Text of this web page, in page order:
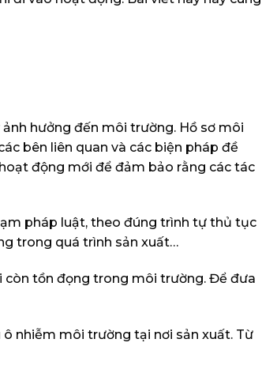
hưởng đến môi trường. Hồ sơ môi
bên liên quan và các biện pháp đề
động mới để đảm bảo rằng các tác
pháp luật, theo đúng trình tự thủ tục
trong quá trình sản xuất…
còn tồn đọng trong môi trường. Để đưa
nhiễm môi trường tại nơi sản xuất. Từ